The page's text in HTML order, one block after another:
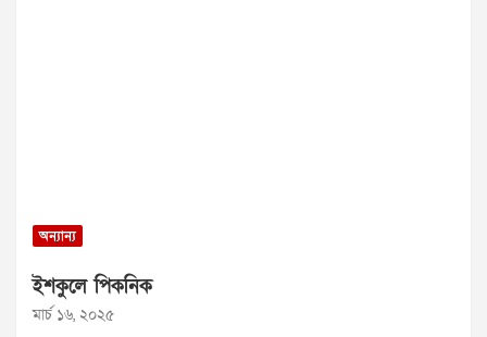
অন্যান্য
ইশকুলে পিকনিক
মার্চ ১৬, ২০২৫